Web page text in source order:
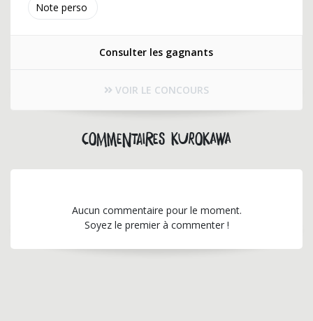
Note perso
Consulter les gagnants
VOIR LE CONCOURS
Commentaires kurokawa
Aucun commentaire pour le moment.
Soyez le premier à commenter !